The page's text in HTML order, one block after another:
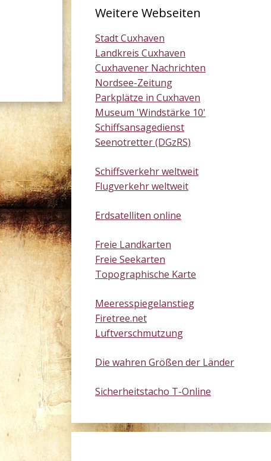
Weitere Webseiten
Stadt Cuxhaven
Landkreis Cuxhaven
Cuxhavener Nachrichten
Nordsee-Zeitung
Parkplätze in Cuxhaven
Museum 'Windstärke 10'
Schiffsansagedienst
Seenotretter (DGzRS)
Schiffsverkehr weltweit
Flugverkehr weltweit
Erdsatelliten online
Freie Landkarten
Freie Seekarten
Topographische Karte
Meeresspiegelanstieg
Firetree.net
Luftverschmutzung
Die wahren Größen der Länder
Sicherheitstacho T-Online